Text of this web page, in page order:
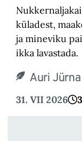
küladest,
ja mineviku
ikka lavastada.
Auri Jürna
31. VII 2026 3